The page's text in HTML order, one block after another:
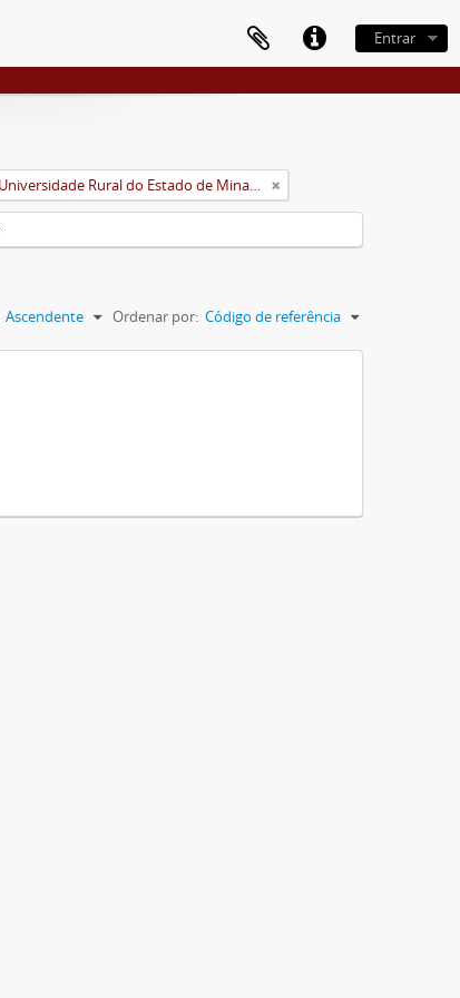
Entrar
Universidade Rural do Estado de Minas Gerais (Uremg)
Ordenar por: Código de referência
Ascendente